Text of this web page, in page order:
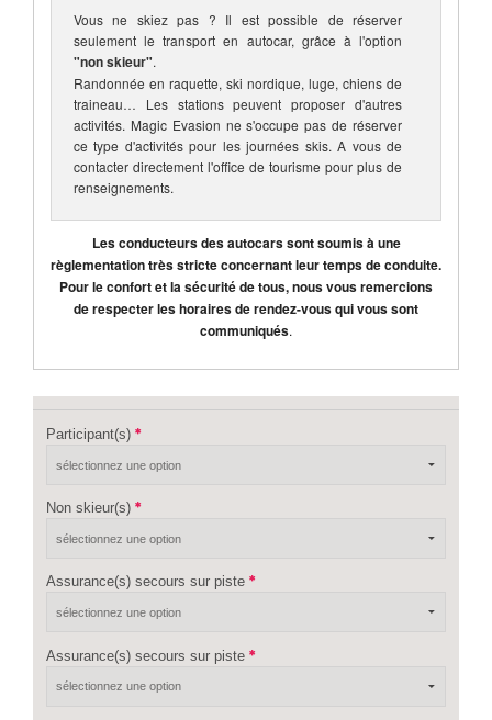
Vous ne skiez pas ? Il est possible de réserver
seulement le transport en autocar, grâce à l'option
"non skieur".
Randonnée en raquette, ski nordique, luge, chiens de
traineau… Les stations peuvent proposer d'autres
activités. Magic Evasion ne s'occupe pas de réserver
ce type d'activités pour les journées skis. A vous de
contacter directement l'office de tourisme pour plus de
renseignements.
Les conducteurs des autocars sont soumis à une
règlementation très stricte concernant leur temps de conduite.
Pour le confort et la sécurité de tous, nous vous remercions
de respecter les horaires de rendez-vous qui vous sont
communiqués.
Participant(s)
Non skieur(s)
Assurance(s) secours sur piste
Assurance(s) secours sur piste